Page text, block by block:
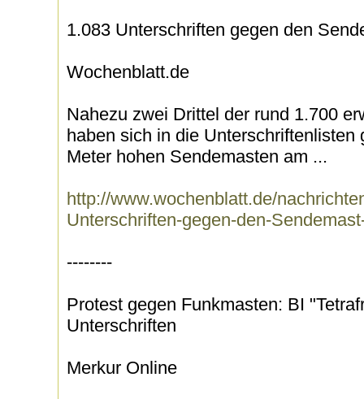
1.083 Unterschriften gegen den
Wochenblatt.de
Nahezu zwei Drittel der rund 1.700
haben sich in die Unterschriftenlisten
Meter hohen Sendemasten am ...
http://www.wochenblatt.de/
Unterschriften-gegen-den-
--------
Protest gegen Funkmasten: BI
Unterschriften
Merkur Online